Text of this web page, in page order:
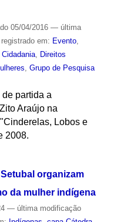
05/04/2016 — última
em: Evento,
Cidadania,
Direitos
Grupo de Pesquisa
partida a
Araújo na
Lobos e
2008.
organizam
da mulher indígena
— última modificação